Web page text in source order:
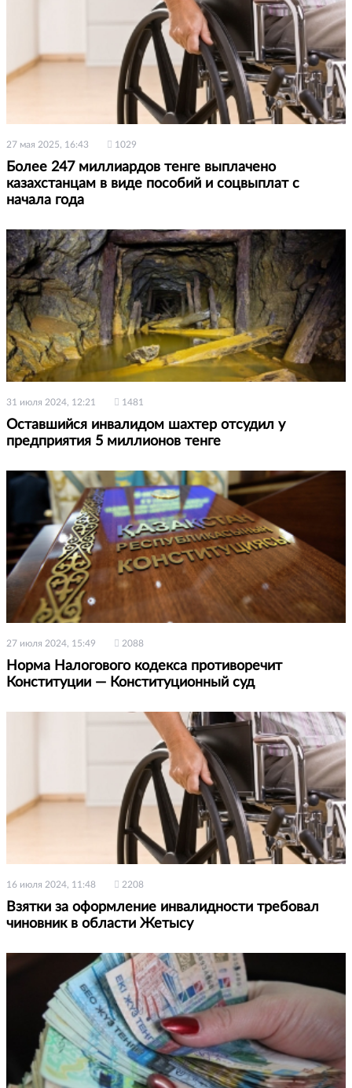
27 мая 2025, 16:43 1029
Более 247 миллиардов тенге выплачено
казахстанцам в виде пособий и соцвыплат с
начала года
31 июля 2024, 12:21 1481
Оставшийся инвалидом шахтер отсудил у
предприятия 5 миллионов тенге
27 июля 2024, 15:49 2088
Норма Налогового кодекса противоречит
Конституции — Конституционный суд
16 июля 2024, 11:48 2208
Взятки за оформление инвалидности требовал
чиновник в области Жетысу